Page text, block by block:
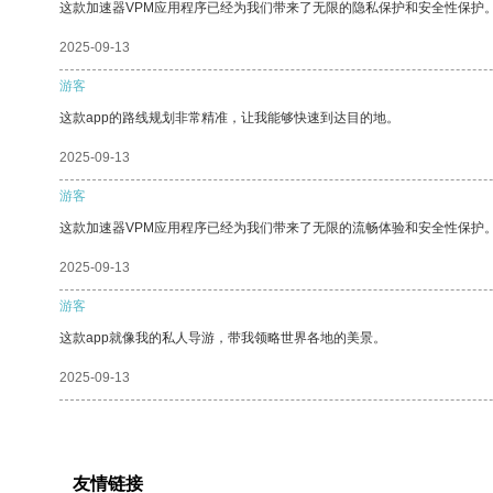
这款加速器VPM应用程序已经为我们带来了无限的隐私保护和安全性保护
2025-09-13
游客
这款app的路线规划非常精准，让我能够快速到达目的地。
2025-09-13
游客
这款加速器VPM应用程序已经为我们带来了无限的流畅体验和安全性保护
2025-09-13
游客
这款app就像我的私人导游，带我领略世界各地的美景。
2025-09-13
友情链接